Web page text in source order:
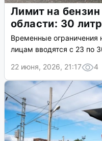
Лимит на
области: 30
Временные ограничения
лицам вводятся с 23 по
22 июня, 2026, 21:17
4